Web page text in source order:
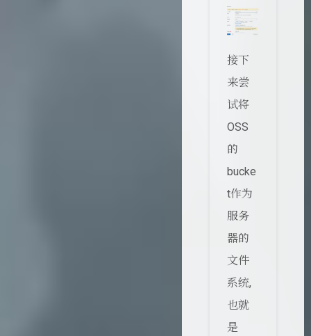
接下
来尝
试将
OSS
的
bucke
t作为
服务
器的
文件
系统,
也就
是